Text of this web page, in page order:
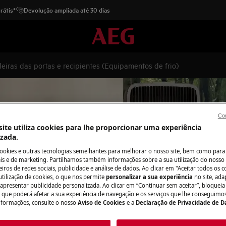
Devolução ampliada até 30 dias
Prateleiras das portas e recipientes (Equipamentos de frio)
das portas e recipientes
utiliza cookies para lhe proporcionar uma experiência
e outras tecnologias semelhantes para melhorar o nosso site, bem como
e de marketing. Partilhamos também informações sobre a sua utilização do nosso
de redes sociais, publicidade e análise de dados. Ao clicar em "Aceitar todos os
de cookies, o que nos permite personalizar a sua experiência no site,
publicidade personalizada. Ao clicar em “Continuar sem aceitar”,
que poderá afetar a sua experiência de navegação e os serviços que lhe
consulte o nosso Aviso de Cookies e a Declaração de Privacidade de